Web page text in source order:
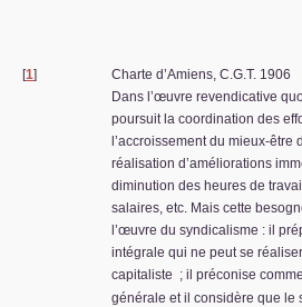
[1] Charte d’Amiens, C.G.T. 1906
Dans l’œuvre revendicative
poursuit la coordination des
l’accroissement du mieux-être
réalisation d’améliorations
diminution des heures de
salaires, etc. Mais cette
l’œuvre du syndicalisme : il
intégrale qui ne peut se
capitaliste ; il préconise
générale et il considère que le